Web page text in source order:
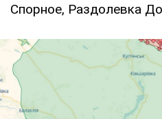
Спорное, Раздолевка